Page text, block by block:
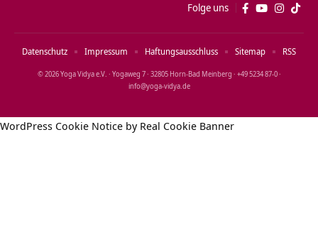
Folge uns
© 2026 Yoga Vidya e.V. · Yogaweg 7 · 32805 Horn‑Bad Meinberg · +49 5234 87‑0 ·
info@yoga‑vidya.de
Datenschutz Impressum Haftungsausschluss Sitemap RSS
WordPress Cookie Notice by Real Cookie Banner